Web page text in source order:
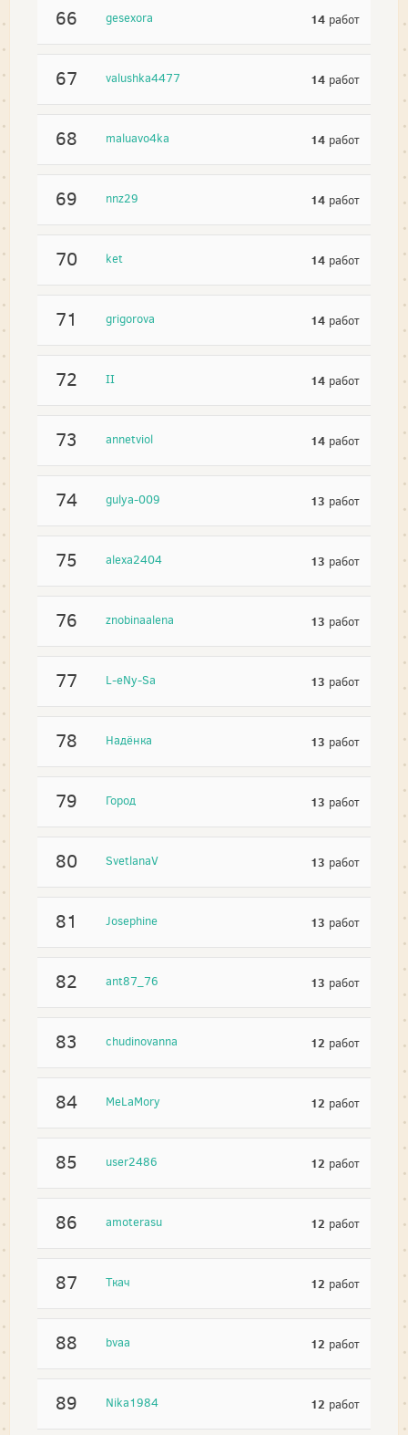
66 gesexora 14 работ
67 valushka4477 14 работ
68 maluavo4ka 14 работ
69 nnz29 14 работ
70 ket 14 работ
71 grigorova 14 работ
72 II 14 работ
73 annetviol 14 работ
74 gulya-009 13 работ
75 alexa2404 13 работ
76 znobinaalena 13 работ
77 L-eNy-Sa 13 работ
78 Надёнка 13 работ
79 Город 13 работ
80 SvetlanaV 13 работ
81 Josephine 13 работ
82 ant87_76 13 работ
83 chudinovanna 12 работ
84 MeLaMory 12 работ
85 user2486 12 работ
86 amoterasu 12 работ
87 Ткач 12 работ
88 bvaa 12 работ
89 Nika1984 12 работ